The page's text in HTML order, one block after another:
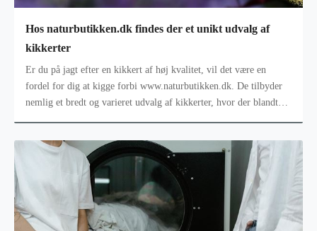
Hos naturbutikken.dk findes der et unikt udvalg af
kikkerter
Er du på jagt efter en kikkert af høj kvalitet, vil det være en
fordel for dig at kigge forbi www.naturbutikken.dk. De tilbyder
nemlig et bredt og varieret udvalg af kikkerter, hvor der blandt